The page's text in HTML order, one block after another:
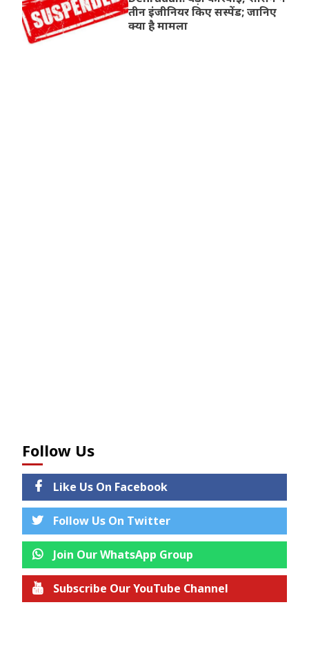
तीन इंजीनियर किए सस्पेंड; जानिए
क्या है मामला
Follow Us
Like Us On Facebook
Follow Us On Twitter
Join Our WhatsApp Group
Subscribe Our YouTube Channel